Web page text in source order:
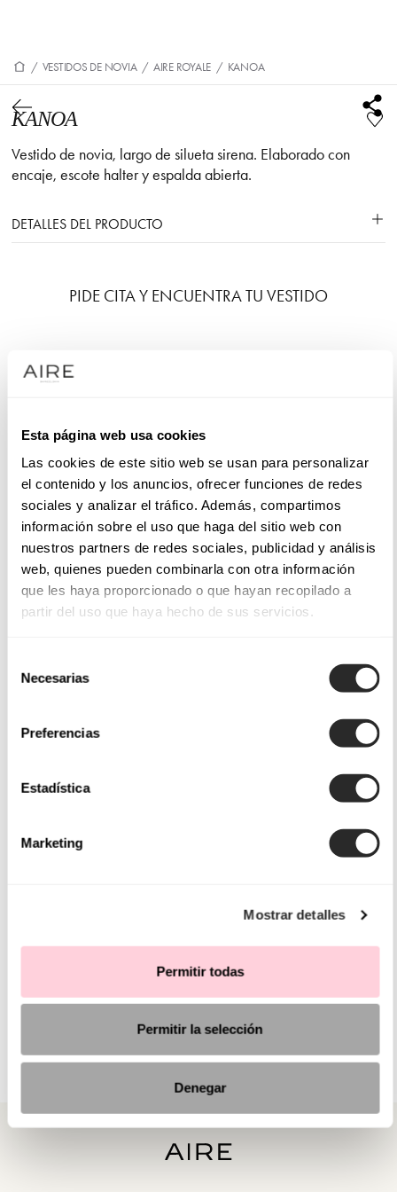
Esta página web usa cookies
Las cookies de este sitio web se usan para personalizar
el contenido y los anuncios, ofrecer funciones de redes
sociales y analizar el tráfico. Además, compartimos
información sobre el uso que haga del sitio web con
nuestros partners de redes sociales, publicidad y análisis
web, quienes pueden combinarla con otra información
que les haya proporcionado o que hayan recopilado a
partir del uso que haya hecho de sus servicios.
Necesarias
Preferencias
Estadística
Marketing
Mostrar detalles
Permitir todas
Permitir la selección
Denegar
/ VESTIDOS DE NOVIA / AIRE ROYALE / KANOA
KANOA
Vestido de novia, largo de silueta sirena. Elaborado con
encaje, escote halter y espalda abierta.
DETALLES DEL PRODUCTO
PIDE CITA Y ENCUENTRA TU VESTIDO